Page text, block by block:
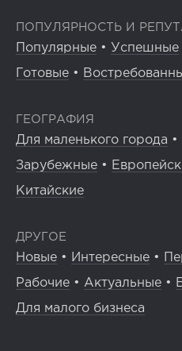
ПОПУЛЯРНОСТЬ И
Популярные • Успешные
Готовые •
ГЕОГРАФИЯ
Для маленького города •
Зарубежные •
Китайские
ДРУГОЕ
Новые • Интересные •
Рабочие • Актуальные •
Для малого бизнеса